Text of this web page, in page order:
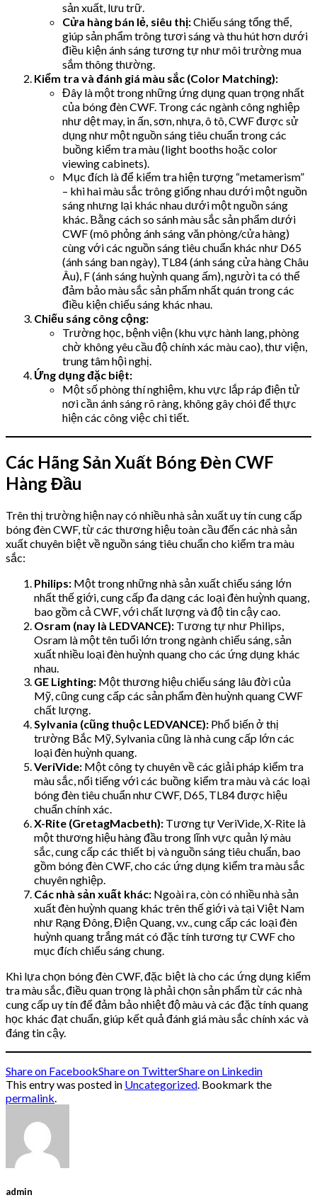
sản xuất, lưu trữ.
Cửa hàng bán lẻ, siêu thị:Chiếu sáng tổng thể,
giúp sản phẩm trông tươi sáng và thu hút hơn dưới
điều kiện ánh sáng tương tự như môi trường mua
sắm thông thường.
Kiểm tra và đánh giá màu sắc (Color Matching):
Đây là một trong những ứng dụng quan trọng nhất
của bóng đèn CWF. Trong các ngành công nghiệp
như dệt may, in ấn, sơn, nhựa, ô tô, CWF được sử
dụng như một nguồn sáng tiêu chuẩn trong các
buồng kiểm tra màu (light booths hoặc color
viewing cabinets).
Mục đích là để kiểm tra hiện tượng “metamerism”
– khi hai màu sắc trông giống nhau dưới một nguồn
sáng nhưng lại khác nhau dưới một nguồn sáng
khác. Bằng cách so sánh màu sắc sản phẩm dưới
CWF (mô phỏng ánh sáng văn phòng/cửa hàng)
cùng với các nguồn sáng tiêu chuẩn khác như D65
(ánh sáng ban ngày), TL84 (ánh sáng cửa hàng Châu
Âu), F (ánh sáng huỳnh quang ấm), người ta có thể
đảm bảo màu sắc sản phẩm nhất quán trong các
điều kiện chiếu sáng khác nhau.
Chiếu sáng công cộng:
Trường học, bệnh viện (khu vực hành lang, phòng
chờ không yêu cầu độ chính xác màu cao), thư viện,
trung tâm hội nghị.
Ứng dụng đặc biệt:
Một số phòng thí nghiệm, khu vực lắp ráp điện tử
nơi cần ánh sáng rõ ràng, không gây chói để thực
hiện các công việc chi tiết.
Các Hãng Sản Xuất Bóng Đèn CWF
Hàng Đầu
Trên thị trường hiện nay có nhiều nhà sản xuất uy tín cung cấp
bóng đèn CWF, từ các thương hiệu toàn cầu đến các nhà sản
xuất chuyên biệt về nguồn sáng tiêu chuẩn cho kiểm tra màu
sắc:
Philips: Một trong những nhà sản xuất chiếu sáng lớn
nhất thế giới, cung cấp đa dạng các loại đèn huỳnh quang,
bao gồm cả CWF, với chất lượng và độ tin cậy cao.
Osram (nay là LEDVANCE): Tương tự như Philips,
Osram là một tên tuổi lớn trong ngành chiếu sáng, sản
xuất nhiều loại đèn huỳnh quang cho các ứng dụng khác
nhau.
GE Lighting: Một thương hiệu chiếu sáng lâu đời của
Mỹ, cũng cung cấp các sản phẩm đèn huỳnh quang CWF
chất lượng.
Sylvania (cũng thuộc LEDVANCE): Phổ biến ở thị
trường Bắc Mỹ, Sylvania cũng là nhà cung cấp lớn các
loại đèn huỳnh quang.
VeriVide: Một công ty chuyên về các giải pháp kiểm tra
màu sắc, nổi tiếng với các buồng kiểm tra màu và các loại
bóng đèn tiêu chuẩn như CWF, D65, TL84 được hiệu
chuẩn chính xác.
X-Rite (GretagMacbeth): Tương tự VeriVide, X-Rite là
một thương hiệu hàng đầu trong lĩnh vực quản lý màu
sắc, cung cấp các thiết bị và nguồn sáng tiêu chuẩn, bao
gồm bóng đèn CWF, cho các ứng dụng kiểm tra màu sắc
chuyên nghiệp.
Các nhà sản xuất khác: Ngoài ra, còn có nhiều nhà sản
xuất đèn huỳnh quang khác trên thế giới và tại Việt Nam
như Rạng Đông, Điện Quang, v.v., cung cấp các loại đèn
huỳnh quang trắng mát có đặc tính tương tự CWF cho
mục đích chiếu sáng chung.
Khi lựa chọn bóng đèn CWF, đặc biệt là cho các ứng dụng kiểm
tra màu sắc, điều quan trọng là phải chọn sản phẩm từ các nhà
cung cấp uy tín để đảm bảo nhiệt độ màu và các đặc tính quang
học khác đạt chuẩn, giúp kết quả đánh giá màu sắc chính xác và
đáng tin cậy.
Share on FacebookShare on TwitterShare on Linkedin
This entry was posted in Uncategorized . Bookmark the
permalink
admin